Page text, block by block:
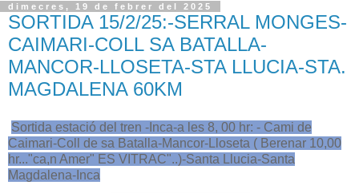
dimecres, 19 de febrer del 2025
SORTIDA 15/2/25:-SERRAL MONGES-
CAIMARI-COLL SA BATALLA-
MANCOR-LLOSETA-STA LLUCIA-STA.
MAGDALENA 60KM
Sortida estació del tren -Inca-a les 8, 00 hr: - Cami de
Caimari-Coll de sa Batalla-Mancor-Lloseta ( Berenar 10,00
hr..."ca,n Amer" ES VITRAC"..)-Santa Llucia-Santa
Magdalena-Inca